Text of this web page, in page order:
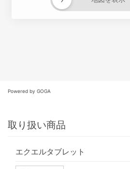
Powered by GOGA
取り扱い商品
エクエルタブレット